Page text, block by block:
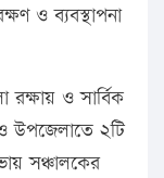
ও ব্যবস্থাপনা
ও সার্বিক
উপজেলাতে ২টি
সঞ্চালকের